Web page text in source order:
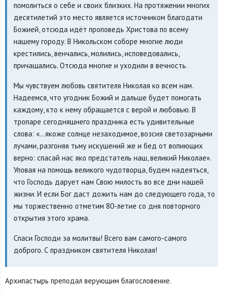
помолиться о себе и своих близких. На протяжении многих
десятилетий это место является источником благодати
Божией, отсюда идёт проповедь Христова по всему
нашему городу. В Никольском соборе многие люди
крестились, венчались, молились, исповедовались,
причащались. Отсюда многие и уходили в вечность.
Мы чувствуем любовь святителя Николая ко всем нам.
Надеемся, что угодник Божий и дальше будет помогать
каждому, кто к нему обращается с верой и любовью. В
тропаре сегодняшнего праздника есть удивительные
слова: «…якоже солнце незаходимое, возсия светозарными
лучами, разгоняя тьму искушений же и бед от вопиющих
верно: спасай нас яко предстатель наш, великий Николае».
Уповая на помощь великого чудотворца, будем надеяться,
что Господь дарует нам Свою милость во все дни нашей
жизни. И если Бог даст дожить нам до следующего года, то
мы торжественно отметим 80-летие со дня повторного
открытия этого храма.
Спаси Господи за молитвы! Всего вам самого-самого
доброго. С праздником святителя Николая!
Архипастырь преподал верующим благословение.